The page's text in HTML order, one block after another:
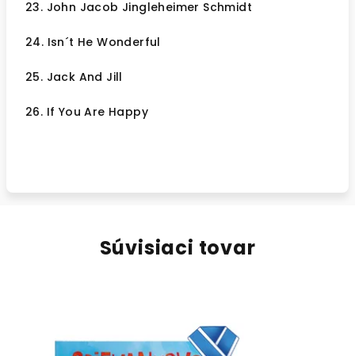
23. John Jacob Jingleheimer Schmidt
24. Isn´t He Wonderful
25. Jack And Jill
26. If You Are Happy
Súvisiaci tovar